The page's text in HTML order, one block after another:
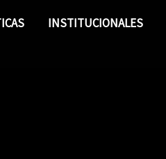
INSTITUCIONALES